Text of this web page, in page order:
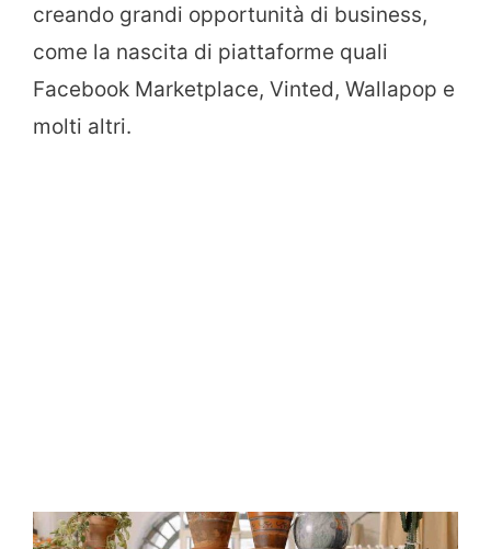
creando grandi opportunità di business,
come la nascita di piattaforme quali
Facebook Marketplace, Vinted, Wallapop e
molti altri.